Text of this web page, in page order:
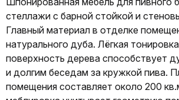
стеллажи с барной стойкой и
Главный материал в отделке
натурального дуба. Лёгкая
поверхность дерева способствует
и долгим беседам за кружкой пива.
помещения составляет около 200